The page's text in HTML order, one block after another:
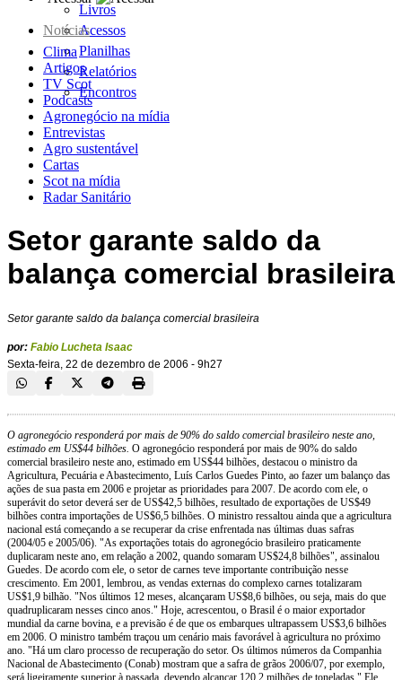
Livros
Acessos
Planilhas
Relatórios
Encontros
Notícias
Clima
Artigos
TV Scot
Podcasts
Agronegócio na mídia
Entrevistas
Agro sustentável
Cartas
Scot na mídia
Radar Sanitário
Setor garante saldo da
balança comercial brasileira
Setor garante saldo da balança comercial brasileira
por: Fabio Lucheta Isaac
Sexta-feira, 22 de dezembro de 2006 - 9h27
O agronegócio responderá por mais de 90% do saldo comercial brasileiro neste ano,
estimado em US$44 bilhões. O agronegócio responderá por mais de 90% do saldo
comercial brasileiro neste ano, estimado em US$44 bilhões, destacou o ministro da
Agricultura, Pecuária e Abastecimento, Luís Carlos Guedes Pinto, ao fazer um balanço das
ações de sua pasta em 2006 e projetar as prioridades para 2007. De acordo com ele, o
superávit do setor deverá ser de US$42,5 bilhões, resultado de exportações de US$49
bilhões contra importações de US$6,5 bilhões. O ministro ressaltou ainda que a agricultura
nacional está começando a se recuperar da crise enfrentada nas últimas duas safras
(2004/05 e 2005/06). "As exportações totais do agronegócio brasileiro praticamente
duplicaram neste ano, em relação a 2002, quando somaram US$24,8 bilhões", assinalou
Guedes. De acordo com ele, o setor de carnes teve importante contribuição nesse
crescimento. Em 2001, lembrou, as vendas externas do complexo carnes totalizaram
US$1,9 bilhão. "Nos últimos 12 meses, alcançaram US$8,6 bilhões, ou seja, mais do que
quadruplicaram nesses cinco anos." Hoje, acrescentou, o Brasil é o maior exportador
mundial da carne bovina, e a previsão é de que os embarques ultrapassem US$3,6 bilhões
em 2006. O ministro também traçou um cenário mais favorável à agricultura no próximo
ano. "Há um claro processo de recuperação do setor. Os últimos números da Companhia
Nacional de Abastecimento (Conab) mostram que a safra de grãos 2006/07, por exemplo,
será ligeiramente superior à passada, devendo alcançar 120,2 milhões de toneladas." Ele